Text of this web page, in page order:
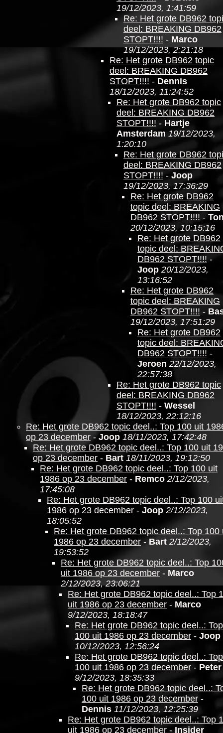
19/12/2023, 1:41:59
Re: Het grote DB962
deel: BREAKING DB962
STOPT!!!! - Marco
19/12/2023, 2:21:18
Re: Het grote DB962 topic
deel: BREAKING DB962
STOPT!!!! - Dennis
18/12/2023, 11:24:52
Re: Het grote DB962 topic
deel: BREAKING DB962
STOPT!!!! - Hartje
Amsterdam 19/12/2023,
1:20:10
Re: Het grote DB962
deel: BREAKING DB962
STOPT!!!! - Joop
19/12/2023, 17:36:29
Re: Het grote DB962
topic deel: BREAKING
DB962 STOPT!!!! -
20/12/2023, 10:15:16
Re: Het grote DB962
topic deel:
DB962 STOPT!!!! -
Joop 20/12/2023,
13:16:52
Re: Het grote DB962
topic deel: BREAKING
DB962 STOPT!!!! -
19/12/2023, 17:51:29
Re: Het grote DB962
topic deel:
DB962 STOPT!!!! -
Jeroen 22/12/2023,
22:57:38
Re: Het grote DB962 topic
deel: BREAKING DB962
STOPT!!!! - Wessel
18/12/2023, 22:12:16
Re: Het grote DB962 topic deel..: Top 100 uit
op 23 december - Joop 18/11/2023, 17:42:48
Re: Het grote DB962 topic deel..: Top 100 uit
op 23 december - Bart 18/11/2023, 19:12:50
Re: Het grote DB962 topic deel..: Top 100 uit
1986 op 23 december - Remco 2/12/2023,
17:45:08
Re: Het grote DB962 topic deel..: Top 100
1986 op 23 december - Joop 2/12/2023,
18:05:52
Re: Het grote DB962 topic deel..: Top 100
1986 op 23 december - Bart 2/12/2023,
19:53:52
Re: Het grote DB962 topic deel..: Top
uit 1986 op 23 december - Marco
2/12/2023, 23:06:21
Re: Het grote DB962 topic deel..: Top
uit 1986 op 23 december - Marco
9/12/2023, 18:18:47
Re: Het grote DB962 topic deel..: Top
100 uit 1986 op 23 december - Joop
10/12/2023, 12:56:24
Re: Het grote DB962 topic deel..: Top
100 uit 1986 op 23 december - Peter
9/12/2023, 18:35:33
Re: Het grote DB962 topic deel..:
100 uit 1986 op 23 december -
Dennis 11/12/2023, 12:25:39
Re: Het grote DB962 topic deel..: Top
uit 1986 op 23 december -Insider